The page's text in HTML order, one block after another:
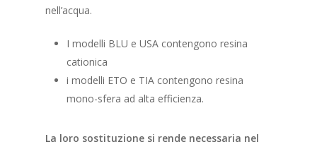
nell’acqua.
I modelli BLU e USA contengono resina
cationica
i modelli ETO e TIA contengono resina
mono-sfera ad alta efficienza.
La loro sostituzione si rende necessaria nel